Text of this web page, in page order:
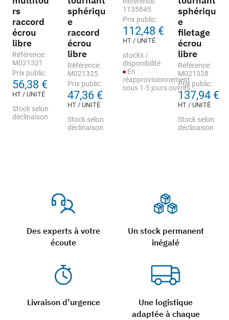
Des experts à votre
écoute
Un stock permanent
inégalé
Livraison d’urgence
Une logistique
adaptée à chaque
rs
raccord
écrou
libre
Référence:
M021321
Prix public:
56,38 €
HT / UNITÉ
Stock selon
déclinaison
sphériqu
e
raccord
écrou
libre
Référence:
M021325
Prix public:
47,36 €
HT / UNITÉ
Stock selon
déclinaison
1135845
Prix public:
112,48 €
HT / UNITÉ
stocks /
disponibilité
En
réapprovisionnement
sous 1-5 jours ouvrés
sphériqu
e
filetage
écrou
libre
Référence:
M021328
Prix public:
137,94 €
HT / UNITÉ
Stock selon
déclinaison